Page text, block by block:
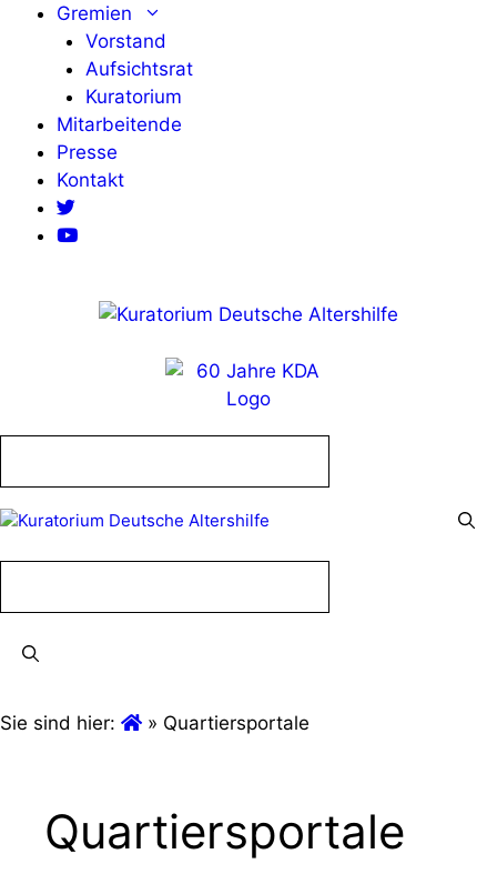
Zum
springen
Gremien
Vorstand
Aufsichtsrat
Kuratorium
Mitarbeitende
Presse
Kontakt
Sie sind hier: » Quartiersportale
Quartiersportale